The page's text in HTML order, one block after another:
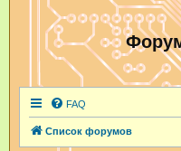
FAQ
Список форумов